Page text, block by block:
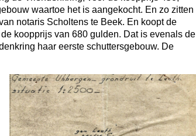
waartoe het is aangekocht. En zo zitten
notaris Scholtens te Beek. En koopt de
koopprijs van 680 gulden. Dat is evenals de
haar eerste schuttersgebouw. De